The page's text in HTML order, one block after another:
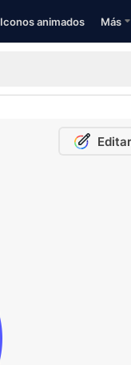
Iconos animados Más